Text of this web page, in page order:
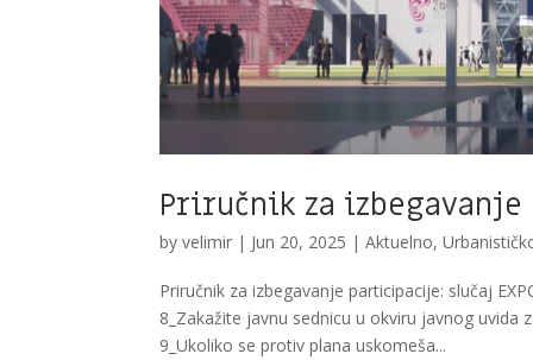
Priručnik za
byvelimir | Jun 20, 2025 |Aktuelno,
Priručnik za izbegavanje participacije: slučaj
8_Zakažite javnu sednicu u okviru javnog
9_Ukoliko se protiv plana uskomeša...